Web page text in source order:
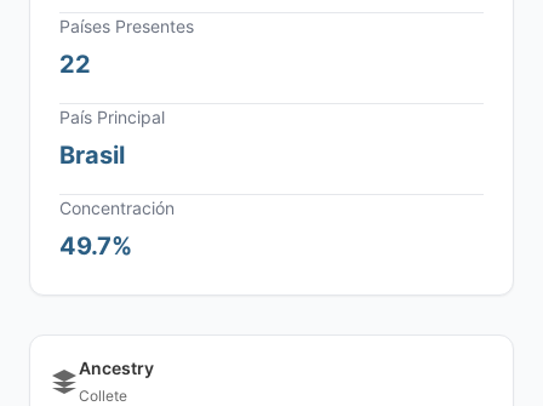
Países Presentes
22
País Principal
Brasil
Concentración
49.7%
Ancestry
Collete